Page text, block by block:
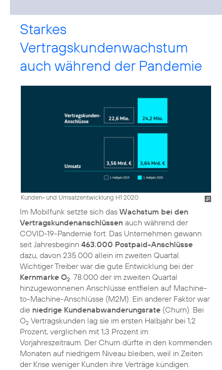
Starkes
Vertragskundenwachstum
auch während der Pandemie
Kunden- und Umsatzentwicklung H1 2020
Im Mobilfunk setzte sich das Wachstum bei den
Vertragskundenanschlüssen auch während der
COVID-19-Pandemie fort. Das Unternehmen gewann
seit Jahresbeginn 463.000 Postpaid-Anschlüsse
dazu, davon 235.000 allein im zweiten Quartal.
Wichtiger Treiber war die gute Entwicklung bei der
Kernmarke O2. 78.000 der im zweiten Quartal
hinzugewonnenen Anschlüsse entfielen auf Machine-
to-Machine-Anschlüsse (M2M). Ein anderer Faktor war
die niedrige Kundenabwanderungsrate (Churn). Bei
O2 Vertragskunden lag sie im ersten Halbjahr bei 1,2
Prozent, verglichen mit 1,3 Prozent im
Vorjahreszeitraum. Der Churn dürfte in den kommenden
Monaten auf niedrigem Niveau bleiben, weil in Zeiten
der Krise weniger Kunden ihre Verträge kündigen.